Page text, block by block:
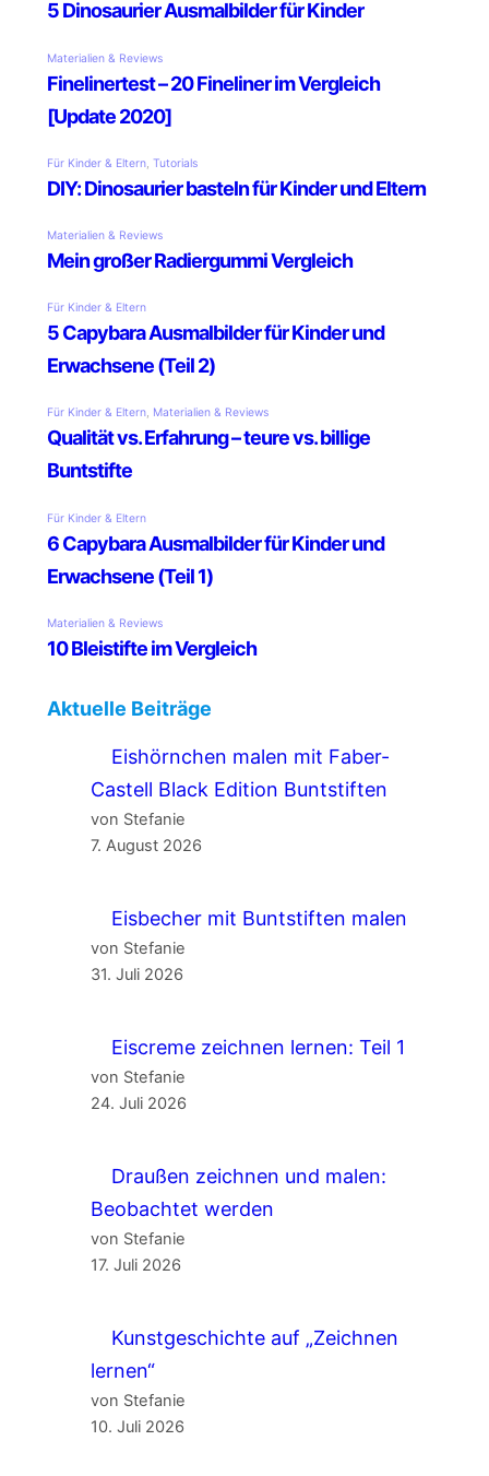
Aktuelle Beiträge
Eishörnchen malen mit Faber-
Castell Black Edition Buntstiften
von Stefanie
7. August 2026
Eisbecher mit Buntstiften malen
von Stefanie
31. Juli 2026
Eiscreme zeichnen lernen: Teil 1
von Stefanie
24. Juli 2026
Draußen zeichnen und malen:
Beobachtet werden
von Stefanie
17. Juli 2026
Kunstgeschichte auf „Zeichnen
lernen“
von Stefanie
10. Juli 2026